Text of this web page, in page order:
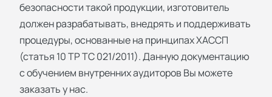
безопасности такой продукции, изготовитель
должен разрабатывать, внедрять и поддерживать
процедуры, основанные на принципах ХАССП
(статья 10 ТР ТС 021/2011). Данную документацию
с обучением внутренних аудиторов Вы можете
заказать у нас.